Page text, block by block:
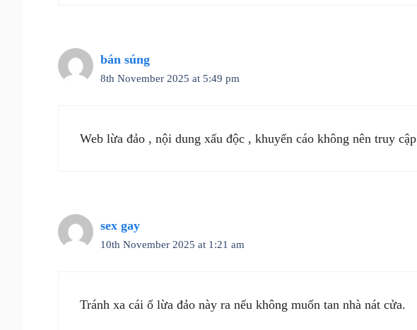
bán súng
8th November 2025 at 5:49 pm
Web lừa đảo , nội dung xấu độc , khuyến cáo không nên truy cập
sex gay
10th November 2025 at 1:21 am
Tránh xa cái ổ lừa đảo này ra nếu không muốn tan nhà nát cửa.